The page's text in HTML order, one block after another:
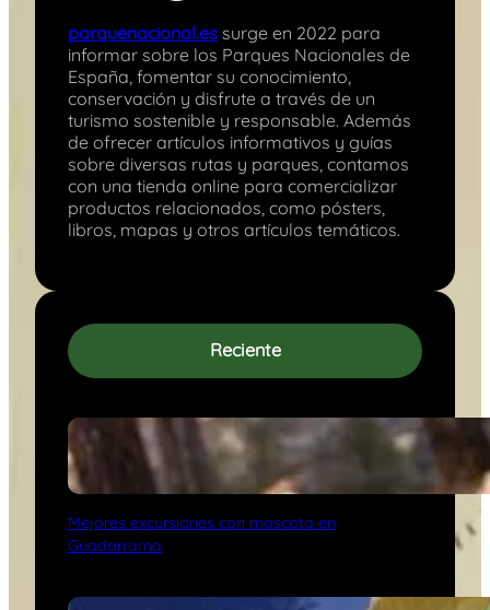
parquenacional.es surge en 2022 para
informar sobre los Parques Nacionales de
España, fomentar su conocimiento,
conservación y disfrute a través de un
turismo sostenible y responsable. Además
de ofrecer artículos informativos y guías
sobre diversas rutas y parques, contamos
con una tienda online para comercializar
productos relacionados, como pósters,
libros, mapas y otros artículos temáticos.
Reciente
Mejores excursiones con mascota en
Guadarrama